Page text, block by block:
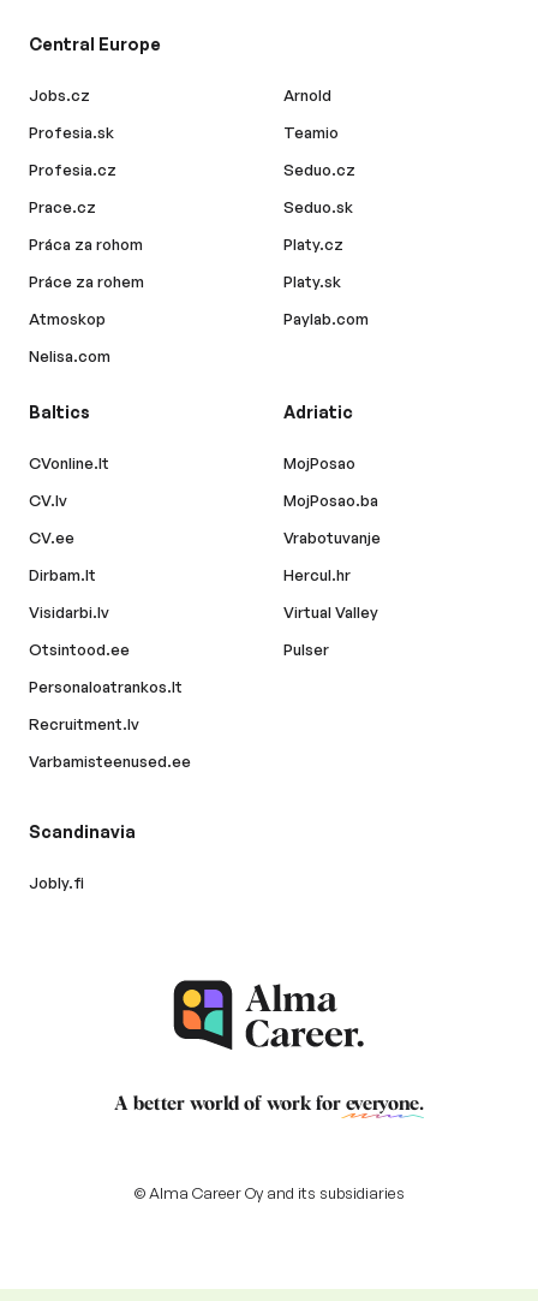
Central Europe
Jobs.cz
Profesia.sk
Profesia.cz
Prace.cz
Práca za rohom
Práce za rohem
Atmoskop
Nelisa.com
Arnold
Teamio
Seduo.cz
Seduo.sk
Platy.cz
Platy.sk
Paylab.com
Baltics
CVonline.lt
CV.lv
CV.ee
Dirbam.lt
Visidarbi.lv
Otsintood.ee
Personaloatrankos.lt
Recruitment.lv
Varbamisteenused.ee
Adriatic
MojPosao
MojPosao.ba
Vrabotuvanje
Hercul.hr
Virtual Valley
Pulser
Scandinavia
Jobly.fi
A better world of work for everyone.
© Alma Career Oy and its subsidiaries